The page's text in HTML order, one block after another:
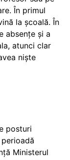
În primul
la școală. În
absențe și a
atunci clar
niște
posturi
Ministerul